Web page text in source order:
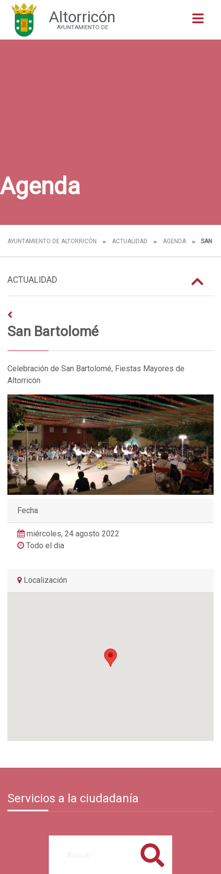
Altorricón
AYUNTAMIENTO DE
Agenda
AYUNTAMIENTO DE ALTORRICÓN ACTUALIDAD AGENDA SAN
ACTUALIDAD
San Bartolomé
Celebración de San Bartolomé, Fiestas Mayores de
Altorricón
Fecha
miércoles, 24 agosto 2022
Todo el dia
Localización
Servicios a la ciudadanía
Buscar